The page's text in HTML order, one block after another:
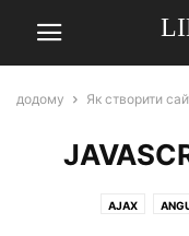
додому Як створити
AJAX